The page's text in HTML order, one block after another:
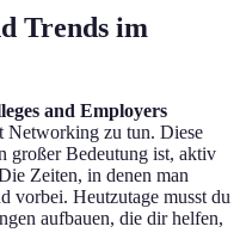
Trends im
and Employers
Networking zu tun. Diese
großer Bedeutung ist, aktiv
Zeiten, in denen man
vorbei. Heutzutage musst du
aufbauen, die dir helfen,